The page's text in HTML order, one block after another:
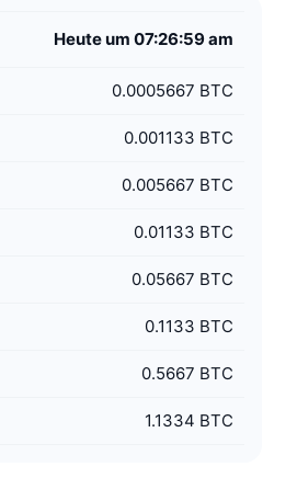
Heute um 07:26:59 am
0.0005667 BTC
0.001133 BTC
0.005667 BTC
0.01133 BTC
0.05667 BTC
0.1133 BTC
0.5667 BTC
1.1334 BTC